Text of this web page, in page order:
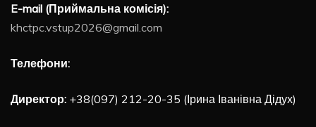
E-mail (Приймальна комісія):
khctpc.vstup2026@gmail.com
Телефони:
Директор: +38(097) 212-20-35 (Ірина Іванівна Дідух)